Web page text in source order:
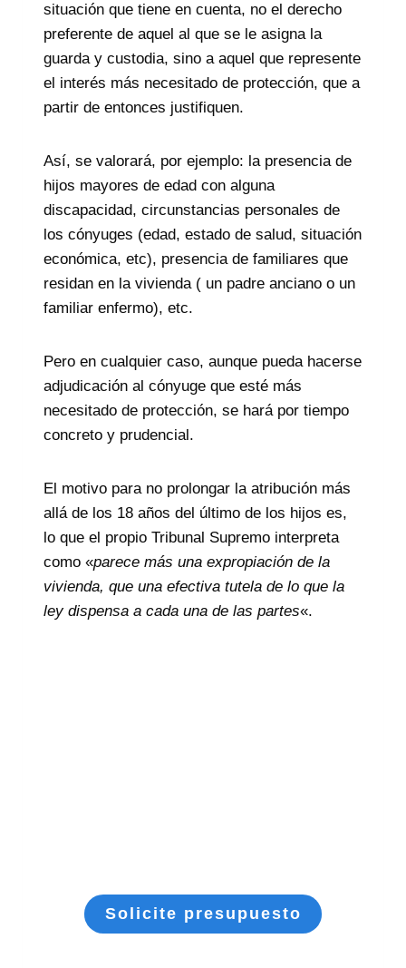
situación que tiene en cuenta, no el derecho
preferente de aquel al que se le asigna la
guarda y custodia, sino a aquel que represente
el interés más necesitado de protección, que a
partir de entonces justifiquen.
Así, se valorará, por ejemplo: la presencia de
hijos mayores de edad con alguna
discapacidad, circunstancias personales de
los cónyuges (edad, estado de salud, situación
económica, etc), presencia de familiares que
residan en la vivienda ( un padre anciano o un
familiar enfermo), etc.
Pero en cualquier caso, aunque pueda hacerse
adjudicación al cónyuge que esté más
necesitado de protección, se hará por tiempo
concreto y prudencial.
El motivo para no prolongar la atribución más
allá de los 18 años del último de los hijos es,
lo que el propio Tribunal Supremo interpreta
como «parece más una expropiación de la
vivienda, que una efectiva tutela de lo que la
ley dispensa a cada una de las partes«.
Solicite presupuesto